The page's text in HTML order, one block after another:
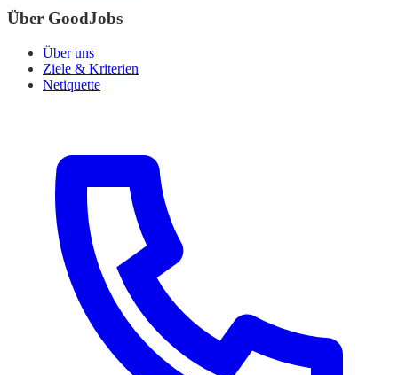
Über GoodJobs
Über uns
Ziele & Kriterien
Netiquette